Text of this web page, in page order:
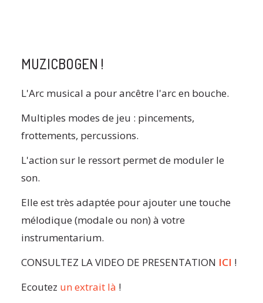
MUZICBOGEN !
L'Arc musical a pour ancêtre l'arc en bouche.
Multiples modes de jeu : pincements,
frottements, percussions.
L'action sur le ressort permet de moduler le
son.
Elle est très adaptée pour ajouter une touche
mélodique (modale ou non) à votre
instrumentarium.
CONSULTEZ LA VIDEO DE PRESENTATION ICI !
Ecoutez un extrait là !